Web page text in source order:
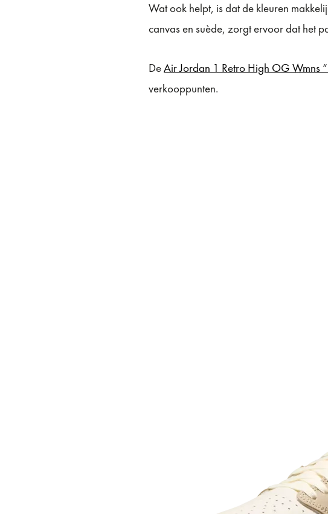
Wat ook helpt, is dat de kleuren
canvas en suède, zorgt ervoor dat het
DeAir Jordan 1 Retro High OG Wmns
verkooppunten.